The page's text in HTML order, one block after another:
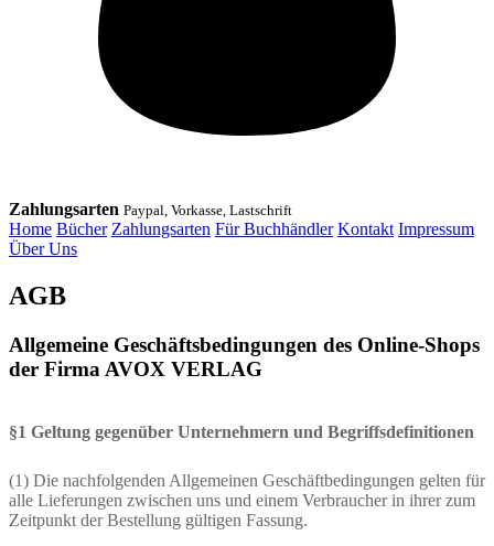
Zahlungsarten Paypal, Vorkasse, Lastschrift
Home Bücher Zahlungsarten Für Buchhändler Kontakt Impressum
Über Uns
AGB
Allgemeine Geschäftsbedingungen des Online-Shops
der Firma AVOX VERLAG
§1 Geltung gegenüber Unternehmern und Begriffsdefinitionen
(1) Die nachfolgenden Allgemeinen Geschäftbedingungen gelten für
alle Lieferungen zwischen uns und einem Verbraucher in ihrer zum
Zeitpunkt der Bestellung gültigen Fassung.